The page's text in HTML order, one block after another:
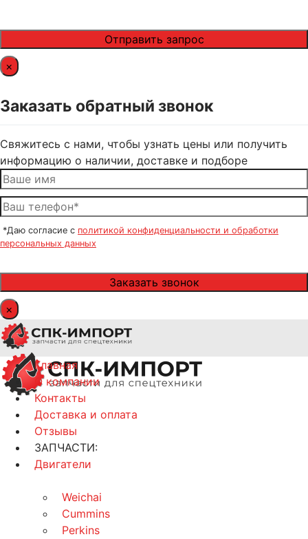
×
Заказать обратный звонок
Свяжитесь с нами, чтобы узнать цены или получить
информацию о наличии, доставке и подборе
*Даю согласие с политикой конфиденциальности и обработки
персональных данных
×
Главная
О компании
Контакты
Доставка и оплата
Отзывы
ЗАПЧАСТИ:
Двигатели
Weichai
Cummins
Perkins